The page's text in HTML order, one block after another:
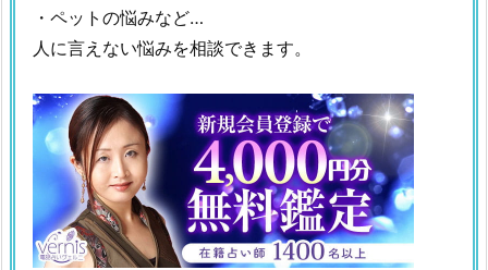
・ペットの悩みなど…
人に言えない悩みを相談できます。